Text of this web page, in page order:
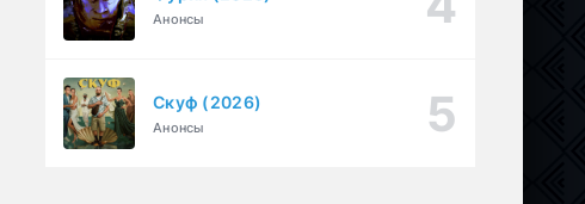
Анонсы
Скуф (2026)
Анонсы